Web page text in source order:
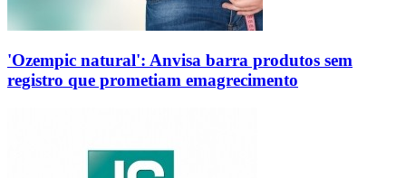
'Ozempic natural': Anvisa barra produtos sem
registro que prometiam emagrecimento